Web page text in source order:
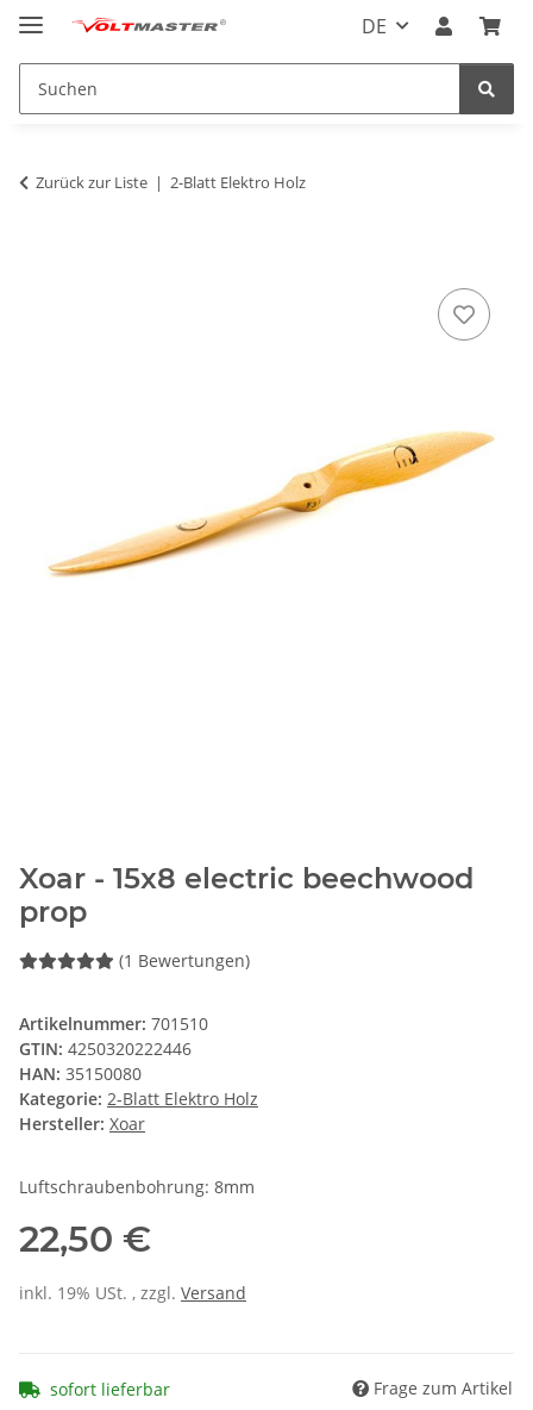
DE
Zurück zur Liste 2-Blatt Elektro Holz
Xoar - 15x8 electric beechwood
prop
(1 Bewertungen)
Artikelnummer: 701510
GTIN: 4250320222446
HAN: 35150080
Kategorie: 2-Blatt Elektro Holz
Hersteller: Xoar
Luftschraubenbohrung: 8mm
22,50 €
inkl. 19% USt. , zzgl. Versand
sofort lieferbar Frage zum Artikel